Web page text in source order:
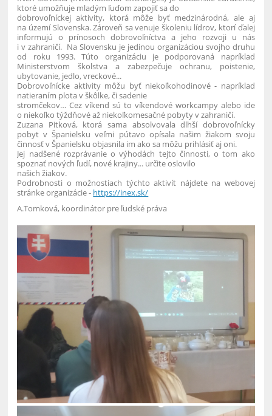
ktoré umožňuje mladým ľuďom zapojiť sa do
dobrovoľníckej aktivity, ktorá môže byť medzinárodná, ale aj
na území Slovenska. Zároveň sa venuje školeniu lídrov, ktorí ďalej
informujú o prínosoch dobrovoľníctva a jeho rozvoji u nás
i v zahraničí. Na Slovensku je jedinou organizáciou svojho druhu
od roku 1993. Túto organizáciu je podporovaná napríklad
Ministerstvom školstva a zabezpečuje ochranu, poistenie,
ubytovanie, jedlo, vreckové...
Dobrovoľnícke aktivity môžu byť niekoľkohodinové - napríklad
natieraním plota v škôlke, či sadenie
stromčekov… Cez víkend sú to víkendové workcampy alebo ide
o niekoľko týždňové až niekoľkomesačné pobyty v zahraničí.
Zuzana Pitková, ktorá sama absolvovala dlhší dobrovoľnícky
pobyt v Španielsku veľmi pútavo opísala našim žiakom svoju
činnosť v Španielsku objasnila im ako sa môžu prihlásiť aj oni.
Jej nadšené rozprávanie o výhodách tejto činnosti, o tom ako
spoznať nových ľudí, nové krajiny... určite oslovilo
našich žiakov.
Podrobnosti o možnostiach týchto aktivít nájdete na webovej
stránke organizácie - https://inex.sk/
A.Tomková, koordinátor pre ľudské práva